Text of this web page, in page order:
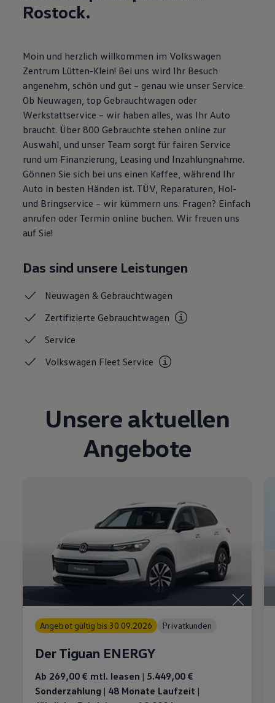
Wallbox und Ladekabel
Digitale Extras
Handy und Fahrzeug verbinden
Updates für Software, Karten und Radio
Über Ihr Auto
Vorgängermodelle
Kundeninformationen
Volkswagen Kundenbetreuung
Warn- und Kontrollleuchten
Assistenzsysteme
Digitale Betriebsanleitung
Magazin
Lifestyle
Transport
Elektromobilität
Volkswagen R
Pannen- und Unfallhilfe
Rostock.
Moin und herzlich willkommen im Volkswagen
Zentrum Lütten-Klein! Bei uns wird Ihr Besuch
angenehm, schön und gut – genau wie unser Service.
Ob Neuwagen, top Gebrauchtwagen oder
Werkstattservice – wir haben alles, was Ihr Auto
braucht. Über 800 Gebrauchte stehen online zur
Auswahl, und unser Team sorgt für fairen Service
rund um Finanzierung, Leasing und Inzahlungnahme.
Gönnen Sie sich bei uns einen Kaffee, während Ihr
Auto in besten Händen ist. TÜV, Reparaturen, Hol-
und Bringservice – wir kümmern uns. Fragen? Einfach
anrufen oder Termin online buchen. Wir freuen uns
auf Sie!
Das sind unsere Leistungen
Neuwagen &Gebrauchtwagen
ZertifizierteGebrauchtwagen
Service
Volkswagen FleetService
Unsere aktuellen
Angebote
Angebot gültig bis 30.09.2026 Privatkunden
Der Tiguan ENERGY
Ab 269,00 € mtl. leasen | 5.449,00 €
Sonderzahlung | 48 Monate Laufzeit |